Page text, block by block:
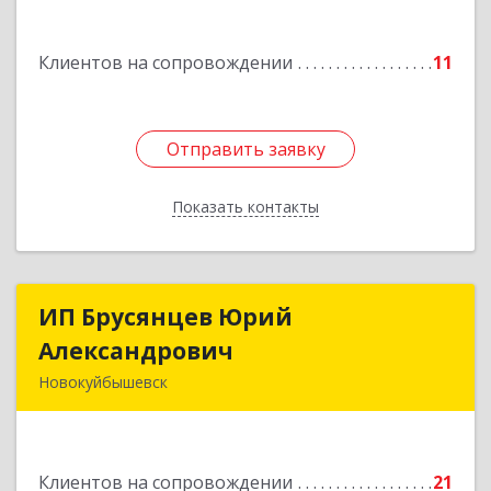
Клиентов на сопровождении 11
Отправить заявку
Показать контакты
Отправить заявку
Назад
ИП Брусянцев Юрий
Александрович
Новокуйбышевск
Клиентов на сопровождении 21
ИП Брусянцев Юрий
Подробнее